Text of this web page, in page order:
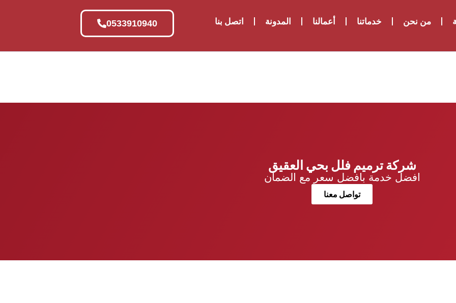
من نحن خدماتنا أعمالنا المدونة اتصل بنا 0533910940
شركة ترميم فلل بحي العقيق
افضل خدمة بافضل سعر مع الضمان
تواصل معنا